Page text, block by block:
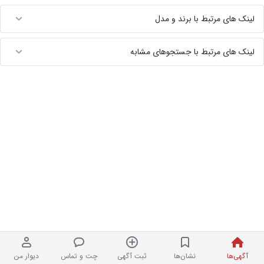
آگهی‌ها نشان‌ها ثبت آگهی چت و تماس دیوار من
لینک های مرتبط با برند و مدل
لینک های مرتبط با جستجوهای مشابه